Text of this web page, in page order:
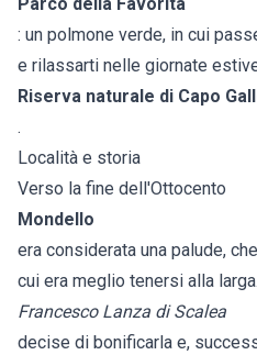
Parco della Favorita
: un polmone verde, in cui
e rilassarti nelle giornate
Riserva naturale di Capo
.
Località e storia
Verso la fine dell'Ottocento
Mondello
era considerata una palude,
cui era meglio tenersi alla
Francesco Lanza di Scalea
decise di bonificarla e,